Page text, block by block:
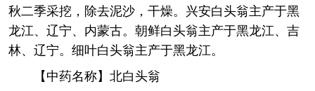
秋二季采挖，除去泥沙，干燥。兴安白头翁主产于黑
龙江、辽宁、内蒙古。朝鲜白头翁主产于黑龙江、吉
林、辽宁。细叶白头翁主产于黑龙江。
【中药名称】北白头翁